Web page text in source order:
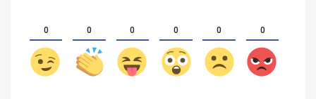
0 0 0 0 0 0